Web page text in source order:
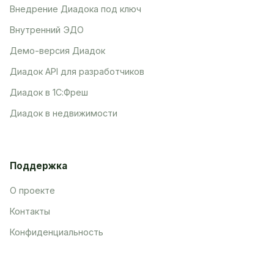
Внедрение Диадока под ключ
Внутренний ЭДО
Демо-версия Диадок
Диадок API для разработчиков
Диадок в 1С:Фреш
Диадок в недвижимости
Поддержка
О проекте
Контакты
Конфиденциальность